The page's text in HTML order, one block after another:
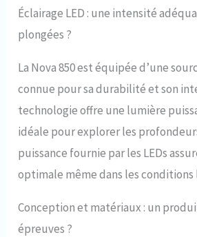
Éclairage LED : une intensité
plongées ?
La Nova 850 est équipée d’une
connue pour sa durabilité et son
technologie offre une lumière
idéale pour explorer les
puissance fournie par les LEDs
optimale même dans les conditions
Conception et matériaux : un
épreuves ?